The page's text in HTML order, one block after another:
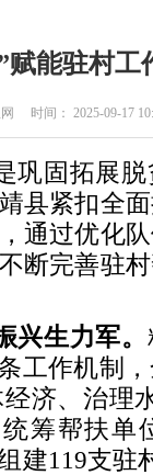
赋能驻村工
时间： 2025-09-17
巩固拓展
县紧扣全
通过优化
断完善驻
兴生力军。
工作机制
济、治理
筹帮扶单
建119支驻